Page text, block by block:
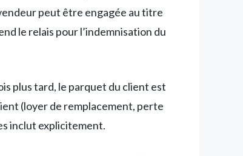
peut être engagée au titre
le relais pour l’indemnisation du
plus tard, le parquet du client est
(loyer de remplacement, perte
inclut explicitement.